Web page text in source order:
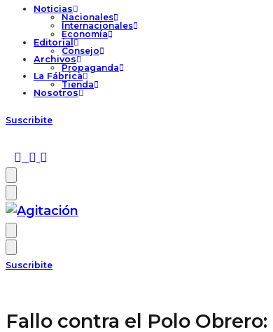
Noticias
Nacionales
Internacionales
Economía
Editorial
Consejo
Archivos
Propaganda
La Fábrica
Tienda
Nosotros
Suscribite
Suscribite
Fallo contra el Polo Obrero: